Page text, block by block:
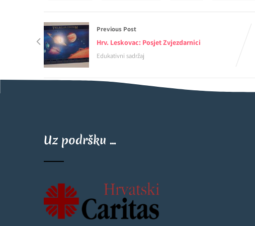
Previous Post
Hrv. Leskovac: Posjet Zvjezdarnici
Edukativni sadržaj
Uz podršku ...